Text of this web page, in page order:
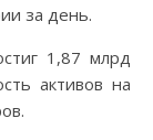
за день.
1,87 млрд
активов на